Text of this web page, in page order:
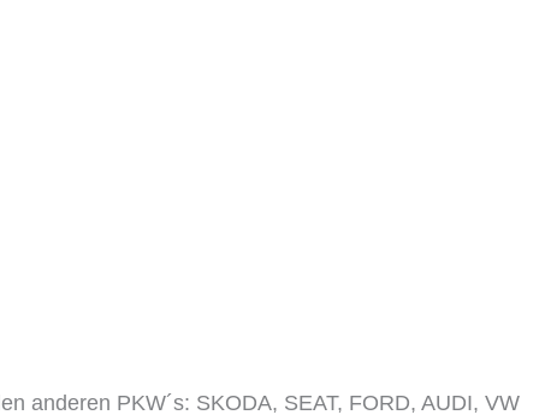
anderen PKW´s: SKODA, SEAT, FORD, AUDI, VW